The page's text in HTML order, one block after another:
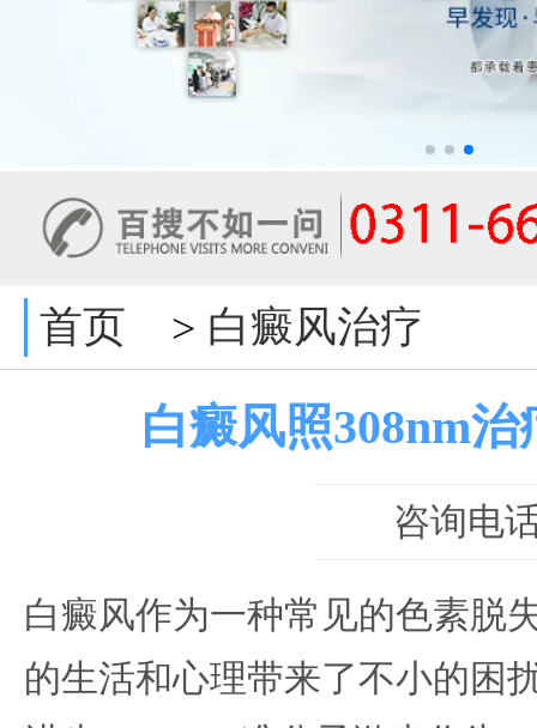
首页 > 白癜风治疗
白癜风照308nm
咨询电
白癜风作为一种常见的色素脱
的生活和心理带来了不小的困